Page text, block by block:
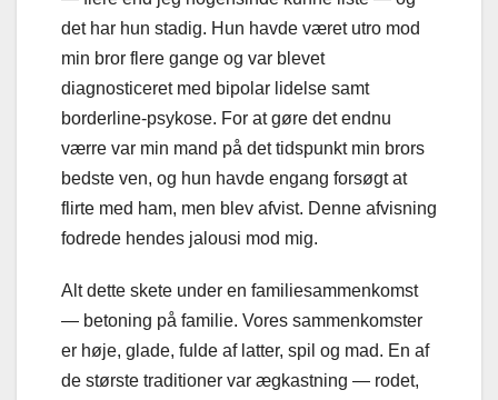
det har hun stadig. Hun havde været utro mod
min bror flere gange og var blevet
diagnosticeret med bipolar lidelse samt
borderline-psykose. For at gøre det endnu
værre var min mand på det tidspunkt min brors
bedste ven, og hun havde engang forsøgt at
flirte med ham, men blev afvist. Denne afvisning
fodrede hendes jalousi mod mig.
Alt dette skete under en familiesammenkomst
— betoning på familie. Vores sammenkomster
er høje, glade, fulde af latter, spil og mad. En af
de største traditioner var ægkastning — rodet,